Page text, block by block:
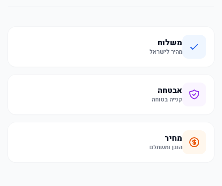
משלוח
מהיר לישראל
אבטחה
קנייה בטוחה
מחיר
הוגן ומשתלם